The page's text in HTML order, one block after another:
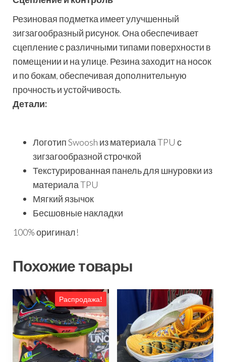
Резиновая подметка имеет улучшенный
зигзагообразный рисунок. Она обеспечивает
сцепление с различными типами поверхности в
помещении и на улице. Резина заходит на носок
и по бокам, обеспечивая дополнительную
прочность и устойчивость.
Детали:
Логотип Swoosh из материала TPU с
зигзагообразной строчкой
Текстурированная панель для шнуровки из
материала TPU
Мягкий язычок
Бесшовные накладки
100% оригинал!
Похожие товары
Распродажа!